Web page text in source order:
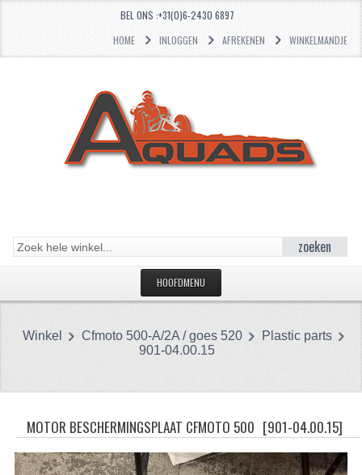
BEL ONS :+31(0)6-2430 6897
HOME
INLOGGEN AFREKENEN WINKELMANDJE
zoeken
HOOFDMENU
CATEGORIEËN
BRANDSTOF SYSTEEM
Winkel Cfmoto 500-A/2A / goes 520
Plastic parts
901-04.00.15
MOTOR BESCHERMINGSPLAAT CFMOTO 500 [901-04.00.15]